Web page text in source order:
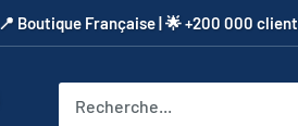
​📍​ Boutique Française | 🌟 +200 000